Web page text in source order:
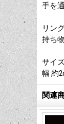
手を
リン
持ち
サイ
幅 約
関連